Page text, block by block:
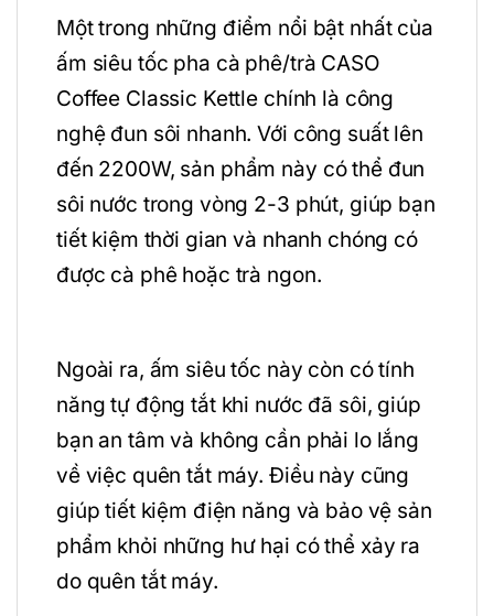
Một trong những điểm nổi bật nhất của
ấm siêu tốc pha cà phê/trà CASO
Coffee Classic Kettle chính là công
nghệ đun sôi nhanh. Với công suất lên
đến 2200W, sản phẩm này có thể đun
sôi nước trong vòng 2-3 phút, giúp bạn
tiết kiệm thời gian và nhanh chóng có
được cà phê hoặc trà ngon.
Ngoài ra, ấm siêu tốc này còn có tính
năng tự động tắt khi nước đã sôi, giúp
bạn an tâm và không cần phải lo lắng
về việc quên tắt máy. Điều này cũng
giúp tiết kiệm điện năng và bảo vệ sản
phẩm khỏi những hư hại có thể xảy ra
do quên tắt máy.